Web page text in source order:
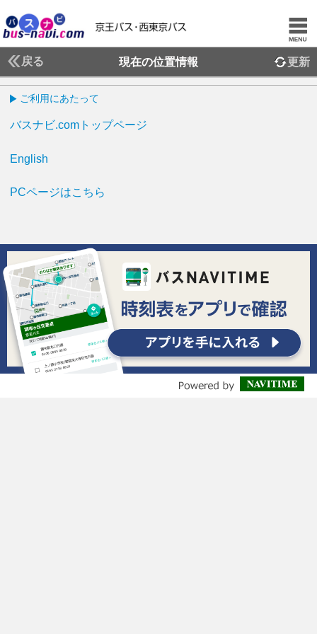
戻る 現在の位置情報 更新
ご利用にあたって
バスナビ.comトップページ
English
PCページはこちら